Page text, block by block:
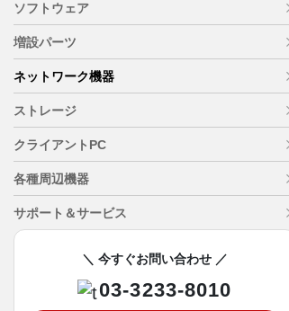
ソフトウェア
増設パーツ
ネットワーク機器
ストレージ
クライアントPC
各種周辺機器
サポート＆サービス
＼ 今すぐお問い合わせ ／
03-3233-8010